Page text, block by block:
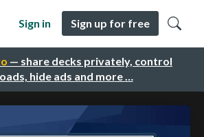
— share decks privately, control
hide ads and more …
Sign in Sign up for free